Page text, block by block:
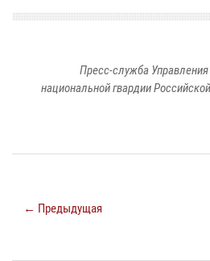
Пресс-служба
национальной гвардии
← Предыдущая